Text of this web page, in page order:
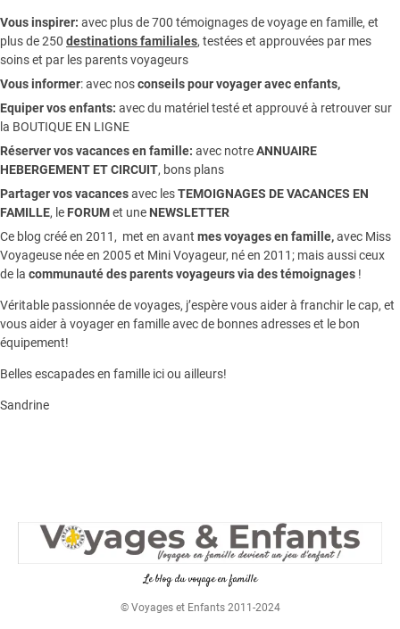
Vous inspirer: avec plus de 700 témoignages devoyage en famille, et
plus de 250 destinations familiales, testées et approuvées par mes
soins et par les parents voyageurs
Vous informer:avec nosconseils pour voyager avec enfants,
Equiper vos enfants: avec du matériel testé et approuvé à retrouver sur
la BOUTIQUE EN LIGNE
Réserver vos vacances en famille: avec notreANNUAIRE
HEBERGEMENT ET CIRCUIT, bons plans
Partager vos vacancesavec lesTEMOIGNAGES DE VACANCES EN
FAMILLE, le FORUMet une NEWSLETTER
Ce blog créé en 2011, met en avant mes voyages en famille,avec Miss
Voyageuse née en 2005 et Mini Voyageur, né en 2011; mais aussi ceux
de la communauté des parents voyageurs via des témoignages !
Véritable passionnée de voyages, j’espère vous aider à franchir le cap, et
vous aider à voyager en famille avec de bonnes adresses et le bon
équipement!
Belles escapades en famille ici ou ailleurs!
Sandrine
Le blog du voyage en famille
© Voyages et Enfants 2011-2024